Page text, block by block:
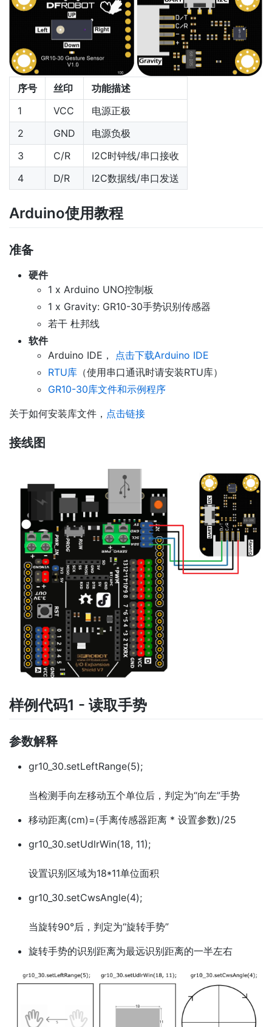
序号 丝印
功能描述
1
VCC
电源正极
2
GND
电源负极
3
C/R
I2C时钟线/串口接收
4
D/R I2C数据线/串口发送
Arduino使用教程
准备
硬件
1 x Arduino UNO控制板
1 x Gravity: GR10-30手势识别传感器
若干 杜邦线
软件
Arduino IDE， 点击下载Arduino IDE
RTU库 （使用串口通讯时请安装RTU库）
GR10-30库文件和示例程序
关于如何安装库文件， 点击链接
接线图
样例代码1 - 读取手势
参数解释
gr10_30.setLeftRange(5);
当检测手向左移动五个单位后，判定为“向左”手势
移动距离(cm)=(手离传感器距离 * 设置参数)/25
gr10_30.setUdlrWin(18, 11);
设置识别区域为18*11单位面积
gr10_30.setCwsAngle(4);
当旋转90°后，判定为“旋转手势”
旋转手势的识别距离为最远识别距离的一半左右